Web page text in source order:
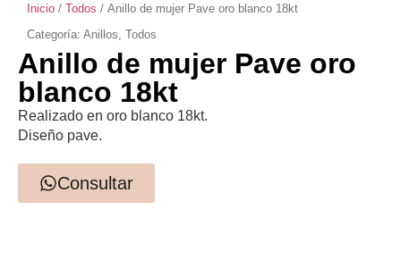
Inicio / Todos / Anillo de mujer Pave oro blanco 18kt
Categoría: Anillos Todos
Anillo de mujer Pave oro
blanco 18kt
Realizado en oro blanco 18kt.
Diseño pave.
Consultar